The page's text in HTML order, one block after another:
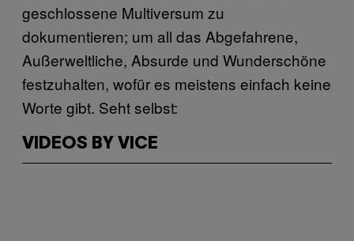
geschlossene Multiversum zu
dokumentieren; um all das Abgefahrene,
Außerweltliche, Absurde und Wunderschöne
festzuhalten, wofür es meistens einfach keine
Worte gibt. Seht selbst:
VIDEOS BY VICE